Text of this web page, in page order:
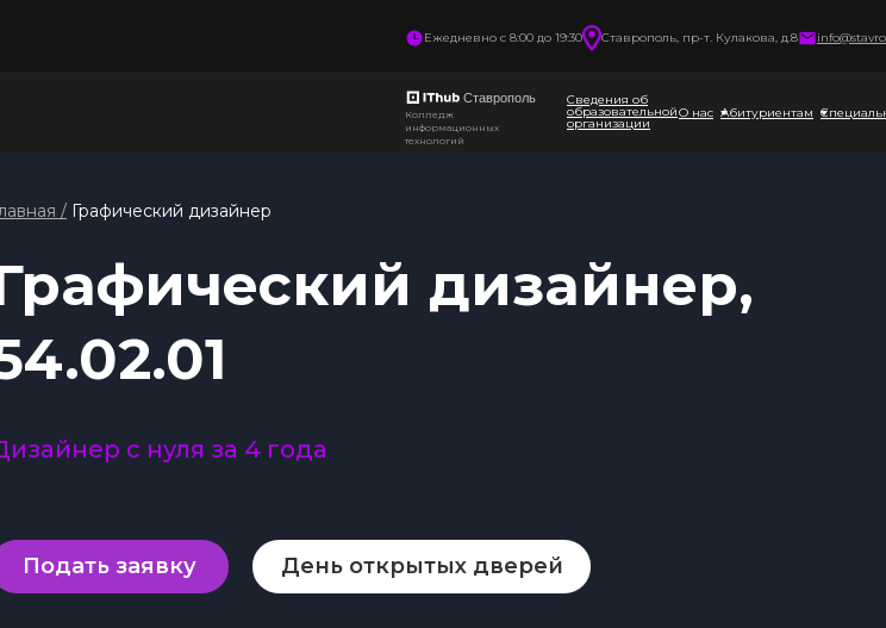
Ежедневно с 8:00 до 19:30 Ставрополь, пр-т. Кулакова, д.8
Сведения об
образовательной
организации
О нас Абитуриентам
Колледж
информационных
технологий
/ Графический дизайнер
с нуля за 4 года
дизайнер,
Подать заявку День открытых дверей